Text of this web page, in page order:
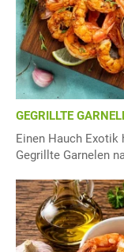
GEGRILLTE
Einen Hauch
Gegrillte Garnelen